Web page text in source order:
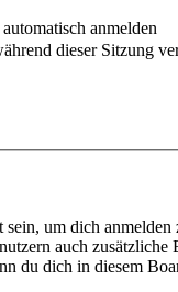
anmelden
dieser Sitzung
sein, um dich
auch
du dich in diesem